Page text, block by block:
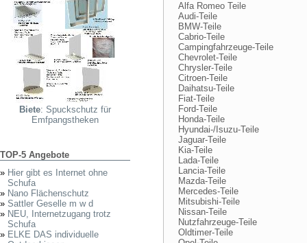
Biete: Spuckschutz für
Emfpangstheken
TOP-5 Angebote
» Hier gibt es Internet ohne
Schufa
» Nano Flächenschutz
» Sattler Geselle m w d
» NEU, Internetzugang trotz
Schufa
» ELKE DAS individuelle
Alfa Romeo Teile
Audi-Teile
BMW-Teile
Cabrio-Teile
Campingfahrzeuge-Teile
Chevrolet-Teile
Chrysler-Teile
Citroen-Teile
Daihatsu-Teile
Fiat-Teile
Ford-Teile
Honda-Teile
Hyundai-/Isuzu-Teile
Jaguar-Teile
Kia-Teile
Lada-Teile
Lancia-Teile
Mazda-Teile
Mercedes-Teile
Mitsubishi-Teile
Nissan-Teile
Nutzfahrzeuge-Teile
Oldtimer-Teile